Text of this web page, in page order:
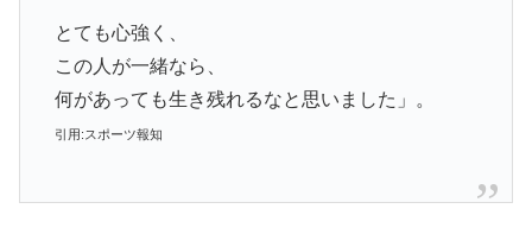
とても心強く、
この人が一緒なら、
何があっても生き残れるなと思いました」。
引用:スポーツ報知